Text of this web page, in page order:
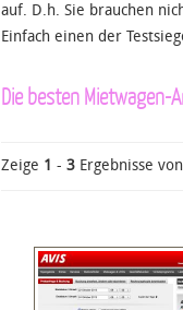
auf. D.h. Sie brauchen
Einfach einen der
Die besten Mietwagen-
Zeige 1 - 3 Ergebnisse von